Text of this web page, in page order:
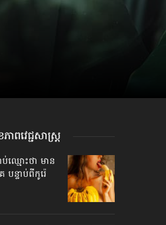
ាពវេជ្ជសាស្ត្រ
ប់ឈ្មោះថា មាន
បន្ទាប់ពីកូរ៉េ